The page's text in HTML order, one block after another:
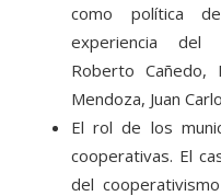
como política
experiencia del
Roberto Cañedo,
Mendoza, Juan
El rol de los
cooperativas. El
del